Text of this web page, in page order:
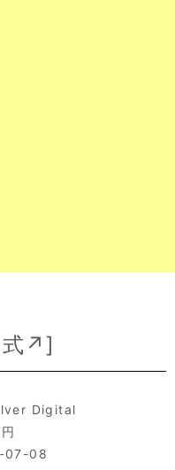
式↗]
Digital
07-08